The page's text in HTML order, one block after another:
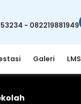
- 082219881949
Galeri LMS